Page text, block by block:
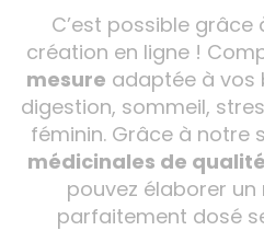
C’est possible
création en ligne !
mesure adaptée à vos
digestion, sommeil,
féminin. Grâce à notre
médicinales de
pouvez élaborer un
parfaitement dosé